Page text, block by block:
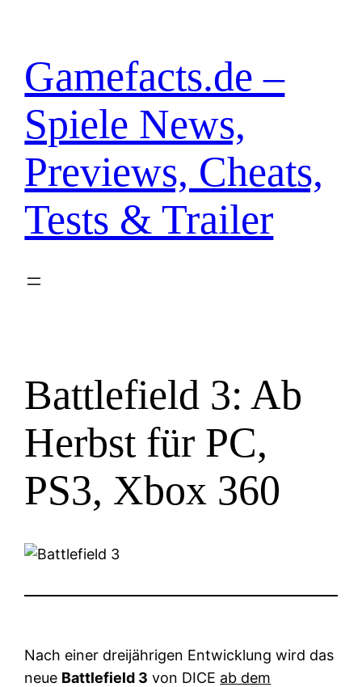
springen
Gamefacts.de –
Spiele News,
Previews, Cheats,
Tests & Trailer
Battlefield 3: Ab
Herbst für PC,
PS3, Xbox 360
Nach einer dreijährigen Entwicklung wird das
neue Battlefield 3 von DICE ab dem